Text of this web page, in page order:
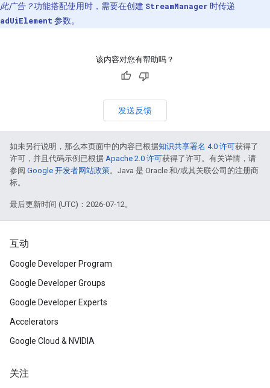
此广告？功能搭配使用时，需要在创建 StreamManager 时传递
adUiElement 参数。
该内容对您有帮助吗？
发送反馈
如未另行说明，那么本页面中的内容已根据知识共享署名 4.0 许可获得了
许可，并且代码示例已根据 Apache 2.0 许可获得了许可。有关详情，请
参阅 Google 开发者网站政策。Java 是 Oracle 和/或其关联公司的注册商
标。
最后更新时间 (UTC)：2026-07-12。
互动
Google Developer Program
Google Developer Groups
Google Developer Experts
Accelerators
Google Cloud & NVIDIA
关注